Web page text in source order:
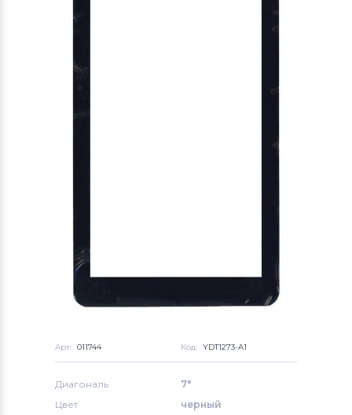
Арт: 011744 Код: YDT1273-A1
Диагональ
7"
Цвет
черный